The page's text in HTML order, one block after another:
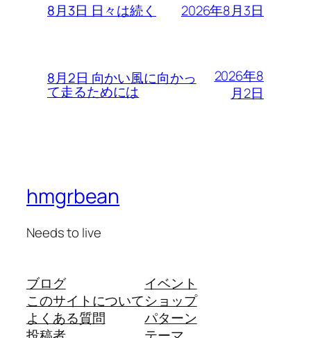
8月3日 日々は続く 2026年8月3日
8月2日 向かい風に向かっ
て走るためには
2026年8
月2日
hmgrbean
Needs to live
ブログ
このサイトについて
よくある質問
イベント
ショップ
パターン